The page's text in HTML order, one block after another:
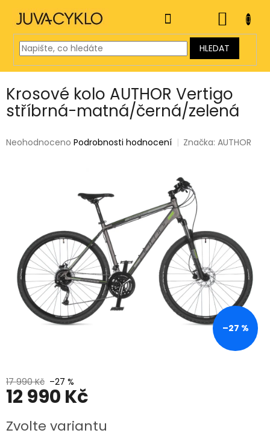
obsah
HLEDAT
KOŠÍK
Krosové kolo AUTHOR Vertigo
stříbrná-matná/černá/zelená
Průměrné
Neohodnoceno Podrobnosti hodnocení Značka:AUTHOR
–27 %
17 990 Kč –27 %
12 990 Kč
cena:
Zvolte variantu